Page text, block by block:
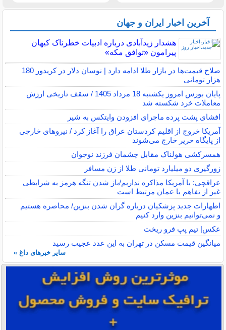
آخرین اخبار ایران و جهان
هشدار زیدآبادی درباره ادبیات خطرناک کیهان
پیرامون «توافق مکه»
صلاح قیمت‌ها در بازار طلا ادامه دارد | نوسان دلار در کریدور 180
هزار تومانی
پایان بورس امروز یکشنبه 18 مرداد 1405 / سقف تاریخی ارزش
معاملات خرد شکسته شد
افشای پشت پرده ماجرای افزودن وایتکس به شیر
آمریکا خروج از اقلیم کردستان عراق را آغاز کرد / نیروهای خارجی
از پایگاه حریر خارج می‌شوند
همسرکشی هولناک مقابل چشمان فرزند نوجوان
زورگیری دو میلیارد تومانی طلا از زن مسافر
عراقچی: با آمریکا مذاکره نداریم/باز شدن تنگه هرمز به شرایطی
غیر از تفاهم با عمان مرتبط است
اظهارات جدید پزشکیان درباره گران شدن بنزین/ محاصره هستیم
و نمی‌توانیم بنزین وارد کنیم
عکس| تیم پپ فرو ریخت
میانگین قیمت مسکن در تهران به این عدد عجیب رسید
سایر خبرهای داغ »